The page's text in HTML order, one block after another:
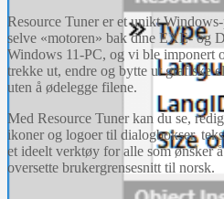
Resource Tuner er et unikt
selve «motoren» bak dine EXE- og
Windows 11-PC, og vi ble imponert
trekke ut, endre og bytte ut grafiske
uten å ødelegge filene.
Med Resource Tuner kan du se,
ikoner og logoer til dialogbokser,
et ideelt verktøy for alle som ønsker
oversette brukergrensesnitt til norsk.